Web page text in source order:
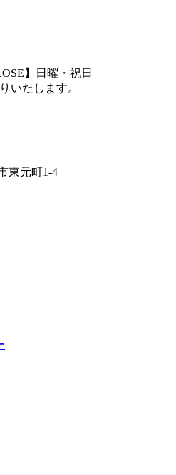
】日曜・祝日
いたします。
東元町1-4